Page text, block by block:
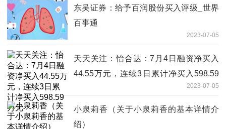
东吴证券：给予百润股份买入评级_世界
百事通
2023-07-05
天天关注：怡合达：7月4日融资净买入
44.55万元，连续3日累计净买入598.59
2023-07-05
小泉莉香（关于小泉莉香的基本详情介
绍）